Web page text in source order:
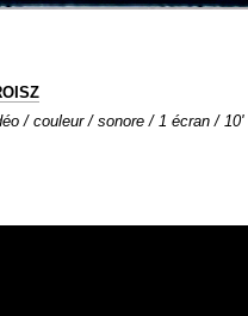
/ couleur / sonore / 1 écran / 10'